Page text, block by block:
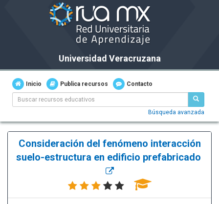
Universidad Veracruzana
Inicio Publica recursos Contacto
Búsqueda avanzada
Consideración del fenómeno interacción
suelo-estructura en edificio prefabricado